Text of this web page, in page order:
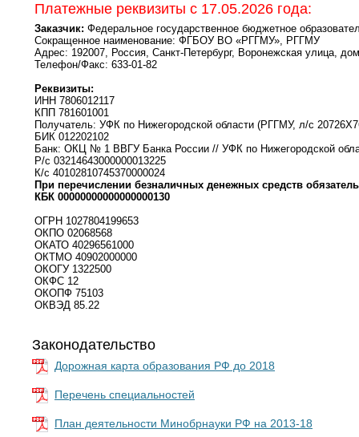
Платежные реквизиты с 17.05.2026 года:
Заказчик: Федеральное государственное бюджетное
Сокращенное наименование: ФГБОУ ВО «РГГМУ», РГГМУ
Адрес: 192007, Россия, Санкт-Петербург, Воронежская улица,
Телефон/Факс: 633-01-82
Реквизиты:
ИНН 7806012117
КПП 781601001
Получатель: УФК по Нижегородской области (РГГМУ, л/с
БИК 012202102
Банк: ОКЦ № 1 ВВГУ Банка России // УФК по Нижегородской
Р/с 03214643000000013225
К/с 40102810745370000024
При перечислении безналичных денежных средств
КБК 00000000000000000130
ОГРН 1027804199653
ОКПО 02068568
ОКАТО 40296561000
ОКТМО 40902000000
ОКОГУ 1322500
ОКФС 12
ОКОПФ 75103
ОКВЭД 85.22
Законодательство
Дорожная карта образования РФ до 2018
Перечень специальностей
План деятельности Минобрнауки РФ на 2013-18